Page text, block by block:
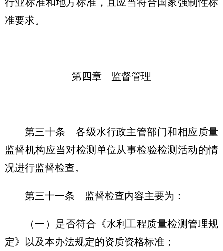
行业标准和地方标准，且应当符合国家强制性标
准要求。
第四章 监督管理
第三十条 各级水行政主管部门和相应质量
监督机构应当对检测单位从事检验检测活动的情
况进行监督检查。
第三十一条 监督检查内容主要为：
（一）是否符合《水利工程质量检测管理规
定》以及本办法规定的资质资格标准；